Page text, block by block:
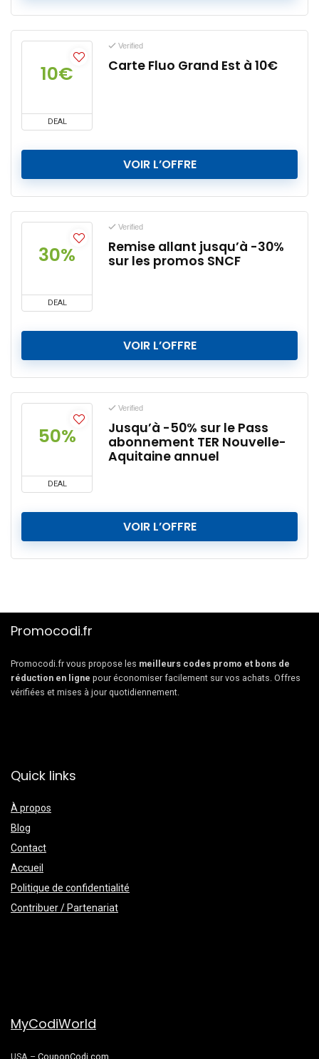
10€
DEAL
Verified
Carte Fluo Grand Est à 10€
VOIR L’OFFRE
30%
DEAL
Verified
Remise allant jusqu’à -30%
sur les promos SNCF
VOIR L’OFFRE
50%
DEAL
Verified
Jusqu’à -50% sur le Pass
abonnement TER Nouvelle-
Aquitaine annuel
VOIR L’OFFRE
Promocodi.fr
Promocodi.fr vous propose les meilleurs codes promo et bons de
réduction en ligne pour économiser facilement sur vos achats. Offres
vérifiées et mises à jour quotidiennement.
Quick links
À propos
Blog
Contact
Accueil
Politique de confidentialité
Contribuer / Partenariat
MyCodiWorld
USA – CouponCodi.com